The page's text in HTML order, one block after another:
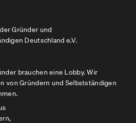
Gründer und
Deutschland e.V.
brauchen eine Lobby. Wir
von Gründern und Selbstständigen